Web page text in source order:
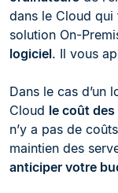
dans le Cloud
solution On-
logiciel. Il vous
Dans le cas d’un
Cloud le coût
n’y a pas de
maintien des
anticiper votre